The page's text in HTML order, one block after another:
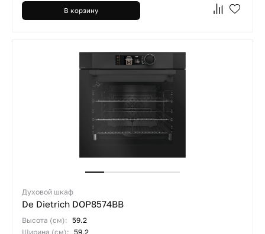
В корзину
Духовой шкаф
De Dietrich DOP8574BB
Высота (см): 59.2
Ширина (см): 59.2